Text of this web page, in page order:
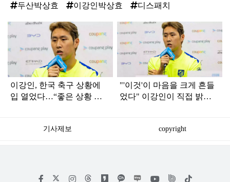
두산박상효
이강인박상효 디스패치
탑
라
이강인, 한국 축구 상황에
입 열었다…“좋은 상황 아
"'이것'이 마음을 크게 흔들
었다" 이강인이 직접 밝힌
기사제보 copyright
페 인 위 틱